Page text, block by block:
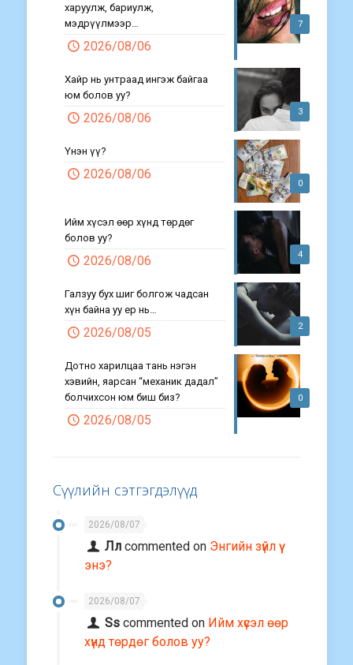
7
харуулж, бариулж,
мэдрүүлмээр…
2026/08/06
3
Хайр нь унтраад ингэж байгаа
юм болов уу?
2026/08/06
0
Үнэн үү?
2026/08/06
4
Ийм хүсэл өөр хүнд төрдөг
болов уу?
2026/08/06
2
Галзуу бух шиг болгож чадсан
хүн байна уу ер нь…
2026/08/05
0
Дотно харилцаа тань нэгэн
хэвийн, яарсан “механик дадал”
болчихсон юм биш биз?
2026/08/05
Сүүлийн сэтгэгдэлүүд
2026/08/07
Лл commented on Энгийн зүйл үү
энэ?
2026/08/07
Ss commented on Ийм хүсэл өөр
хүнд төрдөг болов уу?